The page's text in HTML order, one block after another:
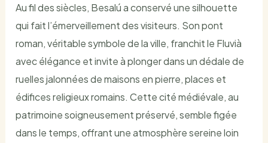
Au fil des siècles, Besalú a conservé une silhouette
qui fait l’émerveillement des visiteurs. Son pont
roman, véritable symbole de la ville, franchit le Fluvià
avec élégance et invite à plonger dans un dédale de
ruelles jalonnées de maisons en pierre, places et
édifices religieux romains. Cette cité médiévale, au
patrimoine soigneusement préservé, semble figée
dans le temps, offrant une atmosphère sereine loin